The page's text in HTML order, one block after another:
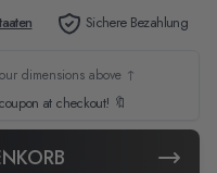
Sichere Bezahlung
dimensions above ↑
at checkout! 🔖